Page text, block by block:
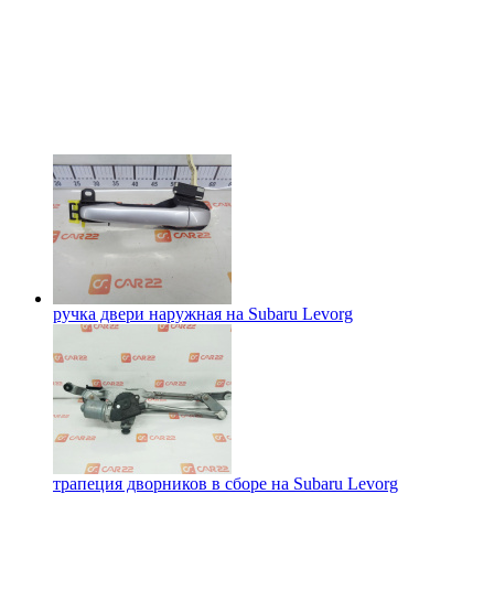
ручка двери наружная на Subaru Levorg
трапеция дворников в сборе на Subaru Levorg